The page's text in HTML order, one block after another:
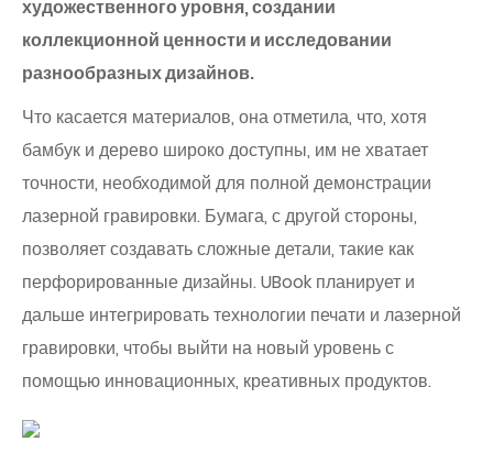
художественного уровня, создании
коллекционной ценности и исследовании
разнообразных дизайнов.
Что касается материалов, она отметила, что, хотя
бамбук и дерево широко доступны, им не хватает
точности, необходимой для полной демонстрации
лазерной гравировки. Бумага, с другой стороны,
позволяет создавать сложные детали, такие как
перфорированные дизайны. UBook планирует и
дальше интегрировать технологии печати и лазерной
гравировки, чтобы выйти на новый уровень с
помощью инновационных, креативных продуктов.